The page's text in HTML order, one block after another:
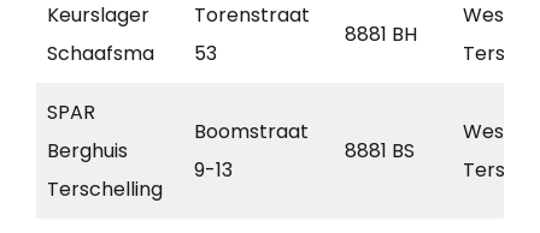
Keurslager
Schaafsma
Torenstraat
53
8881 BH
West-
SPAR
Berghuis
Terschelling
Boomstraat
9-13
8881 BS
West